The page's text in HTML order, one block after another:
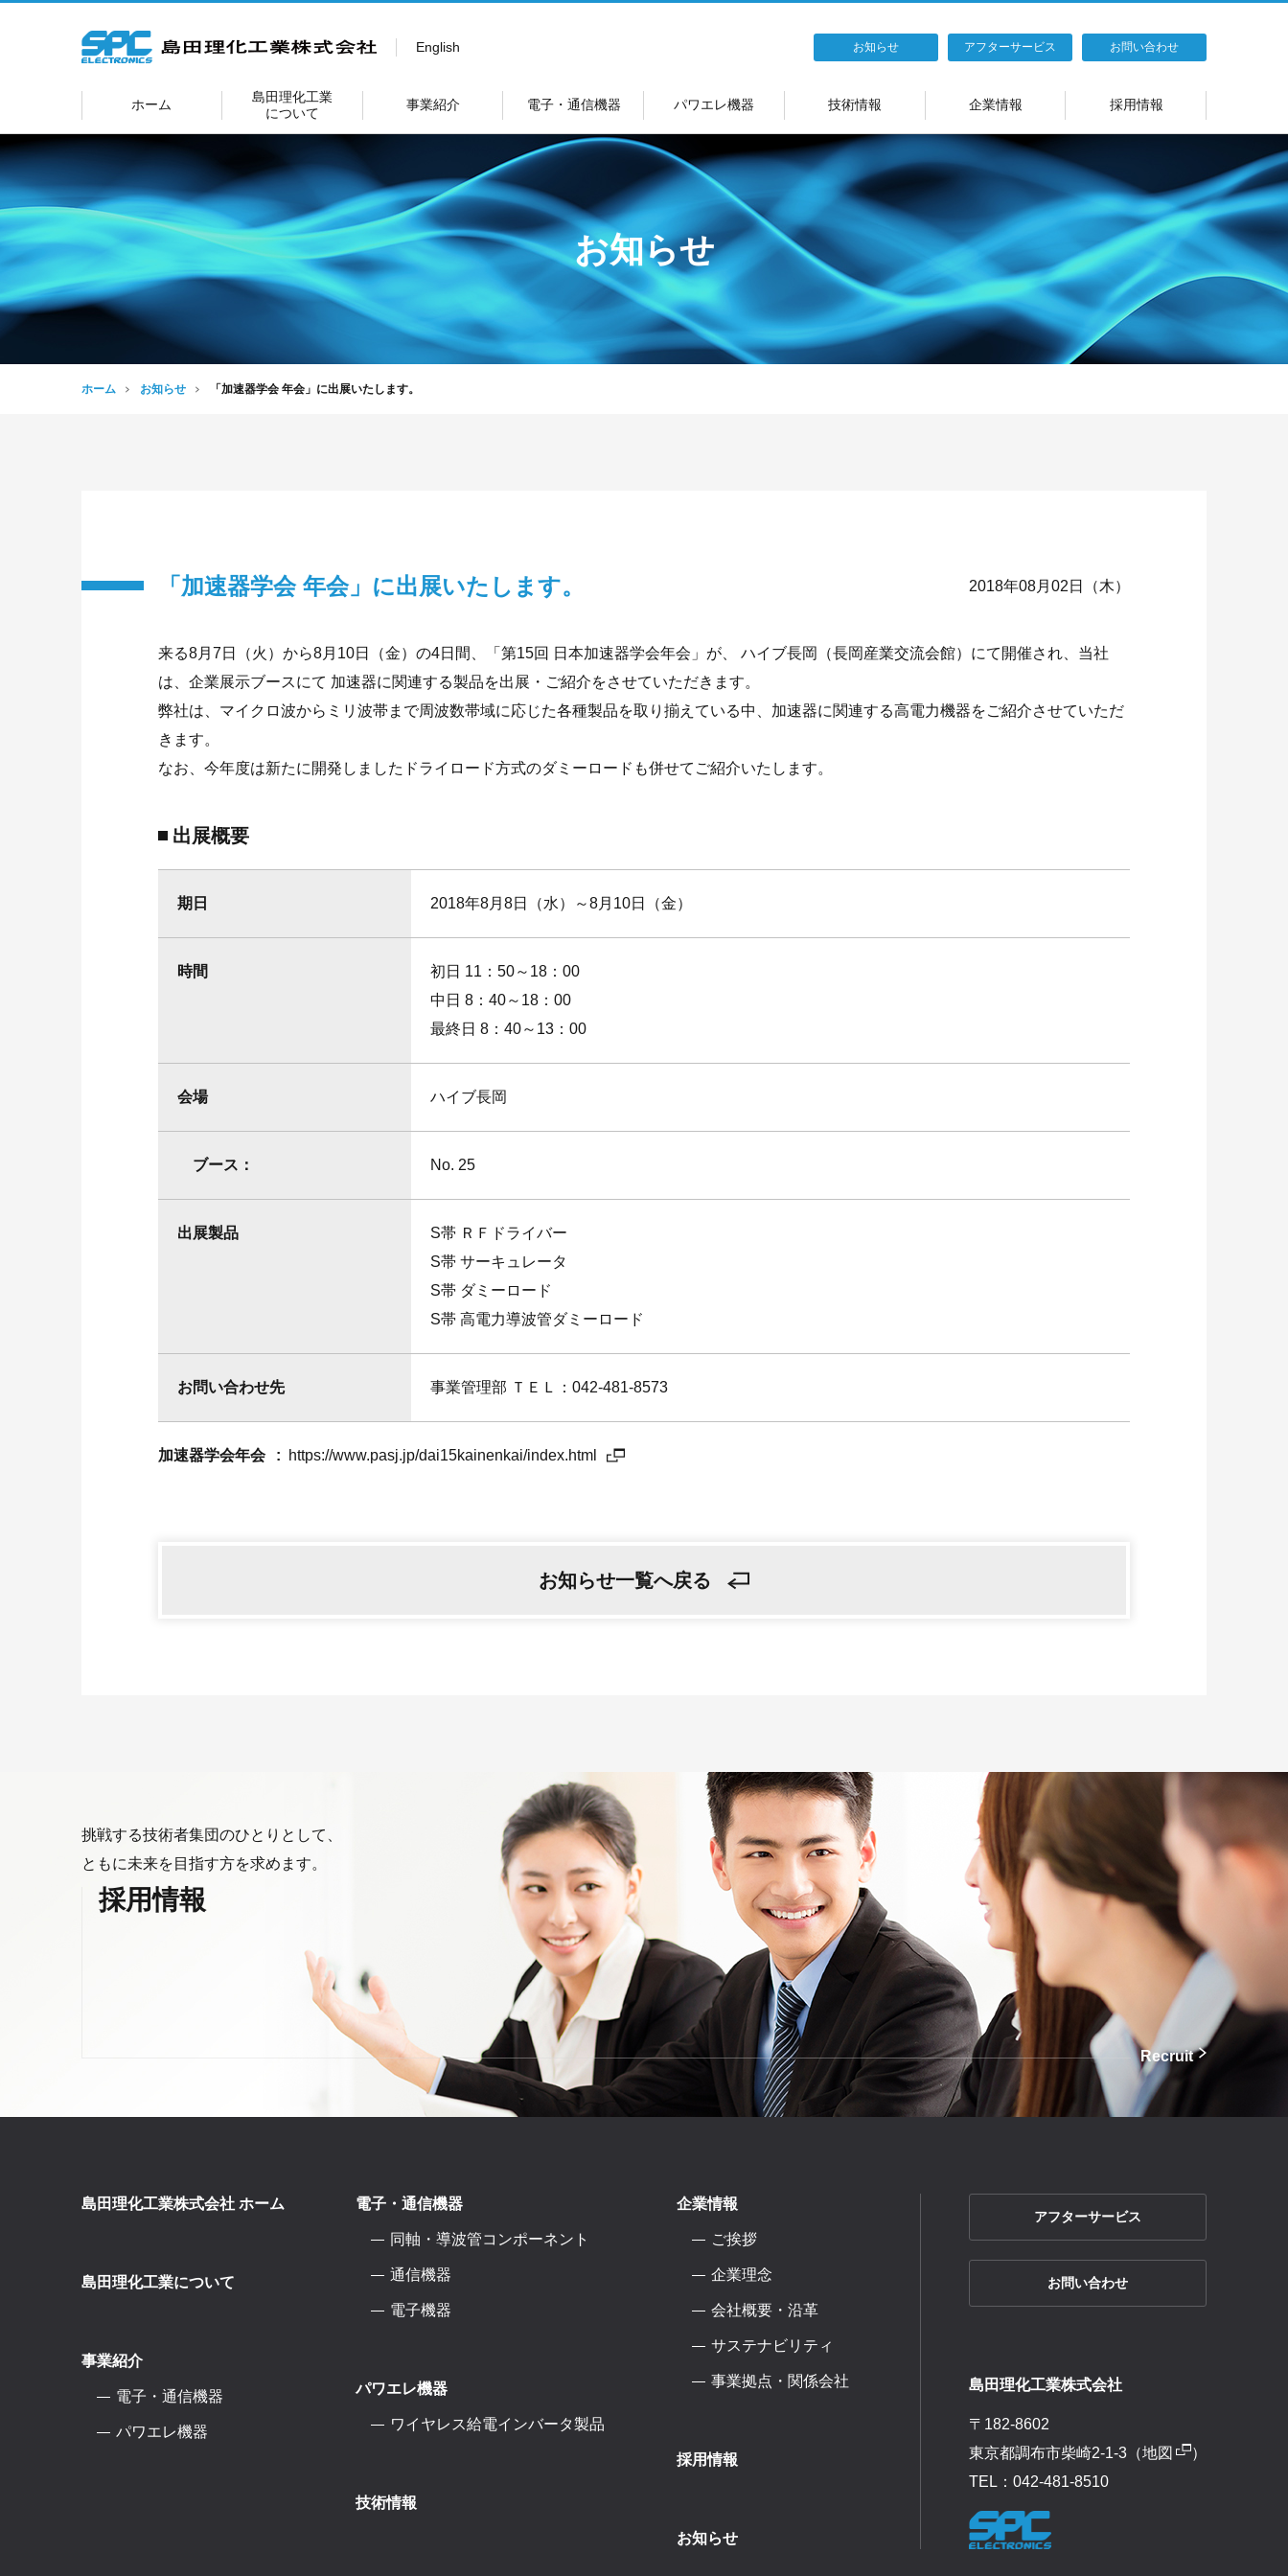
English お知らせ アフターサービス お問い合わせ
ホーム
島田理化工業
について
事業紹介 電子・通信機器 パワエレ機器 技術情報 企業情報 採用情報
お知らせ
ホーム お知らせ 「加速器学会 年会」に出展いたします。
「加速器学会 年会」に出展いたします。 2018年08月02日（木）
来る8月7日（火）から8月10日（金）の4日間、「第15回 日本加速器学会年会」が、 ハイブ長岡（長岡産業交流会館）にて開催され、当社
は、企業展示ブースにて 加速器に関連する製品を出展・ご紹介をさせていただきます。
弊社は、マイクロ波からミリ波帯まで周波数帯域に応じた各種製品を取り揃えている中、加速器に関連する高電力機器をご紹介させていただ
きます。
なお、今年度は新たに開発しましたドライロード方式のダミーロードも併せてご紹介いたします。
出展概要
期日 2018年8月8日（水）～8月10日（金）
時間
初日 11：50～18：00
中日 8：40～18：00
最終日 8：40～13：00
会場 ハイブ長岡
ブース： No. 25
出展製品
S帯 ＲＦドライバー
S帯 サーキュレータ
S帯 ダミーロード
S帯 高電力導波管ダミーロード
お問い合わせ先 事業管理部 ＴＥＬ：042-481-8573
加速器学会年会 https://www.pasj.jp/dai15kainenkai/index.html
お知らせ一覧へ戻る
挑戦する技術者集団のひとりとして、
ともに未来を目指す方を求めます。
採用情報
Recruit
島田理化工業株式会社 ホーム
島田理化工業について
事業紹介
電子・通信機器
パワエレ機器
電子・通信機器
同軸・導波管コンポーネント
通信機器
電子機器
パワエレ機器
ワイヤレス給電インバータ製品
技術情報
企業情報
ご挨拶
企業理念
会社概要・沿革
サステナビリティ
事業拠点・関係会社
採用情報
お知らせ
アフターサービス
お問い合わせ
島田理化工業株式会社
〒182-8602
東京都調布市柴崎2-1-3（地図
）
TEL：042-481-8510